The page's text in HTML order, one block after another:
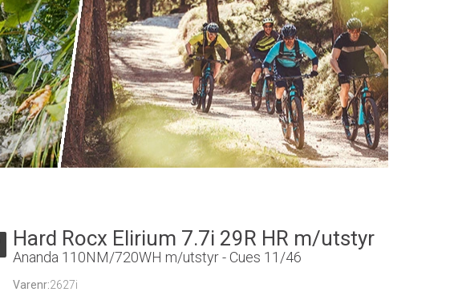
Hard Rocx Elirium 7.7i 29R HR m/utstyr
Ananda 110NM/720WH m/utstyr - Cues 11/46
Varenr:2627i